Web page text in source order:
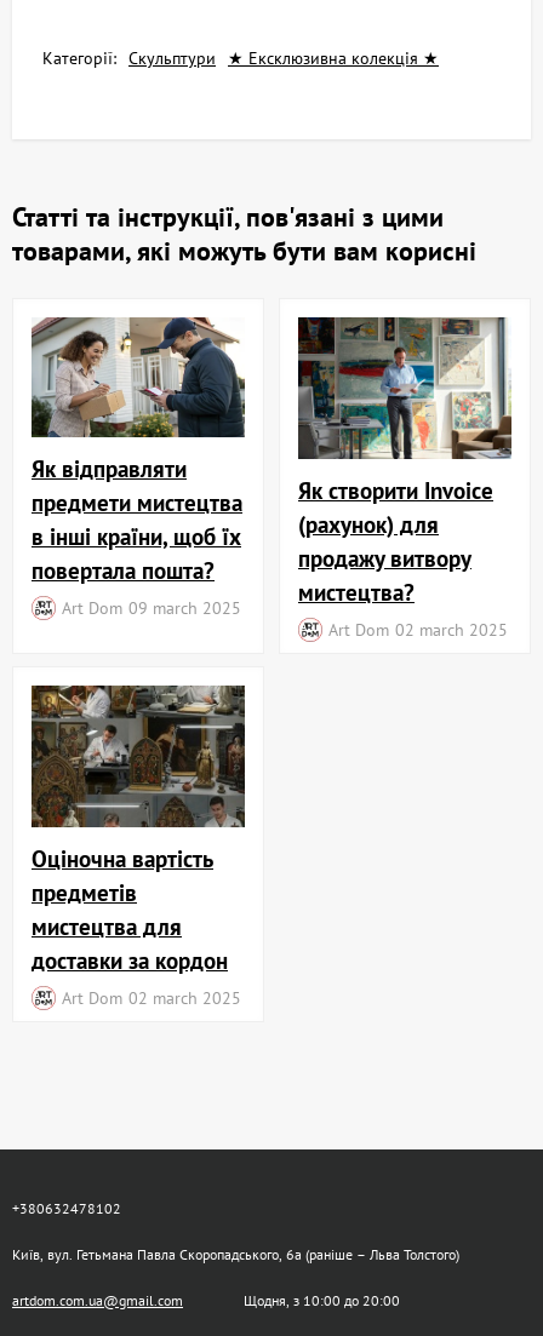
Категорії: Скульптури ★ Ексклюзивна колекція ★
Статті та інструкції, пов'язані з цими
товарами, які можуть бути вам корисні
Як відправляти
предмети мистецтва
в інші країни, щоб їх
повертала пошта?
Art Dom 09 march 2025
Як створити Invoice
(рахунок) для
продажу витвору
мистецтва?
Art Dom 02 march 2025
Оціночна вартість
предметів
мистецтва для
доставки за кордон
Art Dom 02 march 2025
+380632478102
Київ, вул. Гетьмана Павла Скоропадського, 6а (раніше – Льва Толстого)
artdom.com.ua@gmail.com Щодня, з 10:00 до 20:00